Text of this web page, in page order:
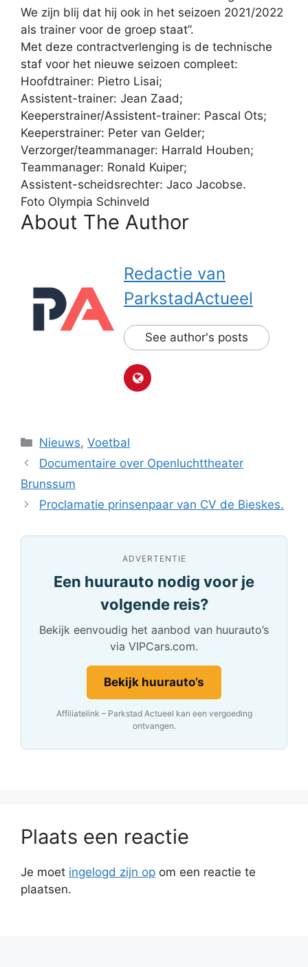
We zijn blij dat hij ook in het seizoen 2021/2022
als trainer voor de groep staat”.
Met deze contractverlenging is de technische
staf voor het nieuwe seizoen compleet:
Hoofdtrainer: Pietro Lisai;
Assistent-trainer: Jean Zaad;
Keeperstrainer/Assistent-trainer: Pascal Ots;
Keeperstrainer: Peter van Gelder;
Verzorger/teammanager: Harrald Houben;
Teammanager: Ronald Kuiper;
Assistent-scheidsrechter: Jaco Jacobse.
Foto Olympia Schinveld
About The Author
Redactie van
ParkstadActueel
See author's posts
Categorieën
Nieuws,Voetbal
Documentaire over Openluchttheater
Brunssum
Proclamatie prinsenpaar van CV de Bieskes.
ADVERTENTIE
Een huurauto nodig voor je
volgende reis?
Bekijk eenvoudig het aanbod van huurauto’s
via VIPCars.com.
Bekijk huurauto’s
Affiliatelink – Parkstad Actueel kan een vergoeding
ontvangen.
Plaats een reactie
Je moet ingelogd zijn op om een reactie te
plaatsen.